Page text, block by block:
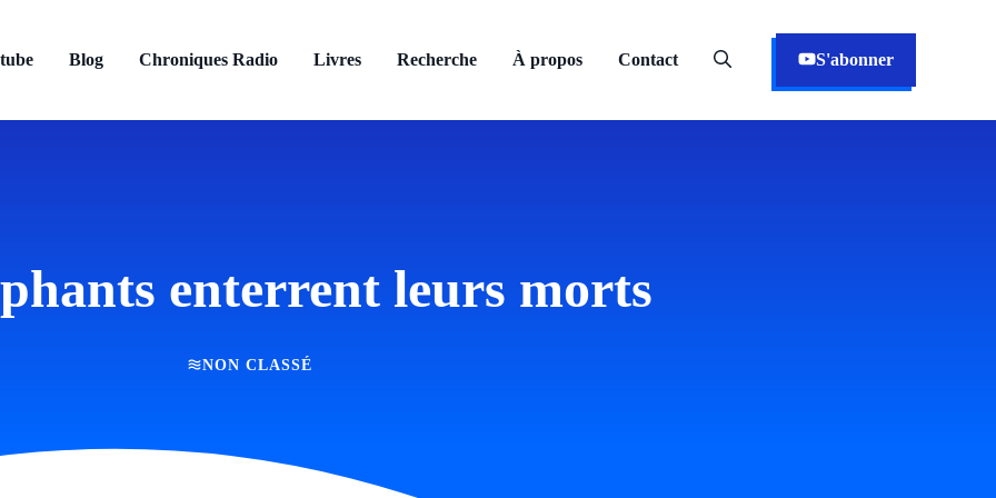
Blog Chroniques Radio Livres Recherche À propos Contact S'abonner
enterrent leurs morts
NON CLASSÉ